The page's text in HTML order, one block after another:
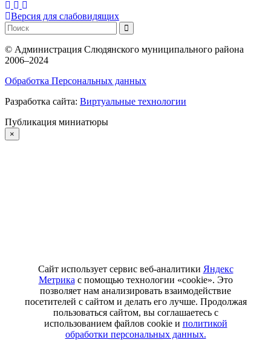
Версия для слабовидящих
© Администрация Слюдянского муниципального района
2006–2024
Обработка Персональных данных
Разработка сайта: Виртуальные технологии
Публикация миниатюры
×
Сайт использует сервис веб-аналитики Яндекс
Метрика с помощью технологии «cookie». Это
позволяет нам анализировать взаимодействие
посетителей с сайтом и делать его лучше. Продолжая
пользоваться сайтом, вы соглашаетесь с
использованием файлов cookie и политикой
обработки персональных данных.